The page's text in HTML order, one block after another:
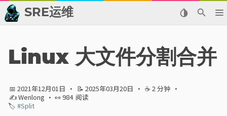
SRE运维
👬 友情链接
📈 热点新闻
Linux 大文件分割合并
📅 2021年12月01日 · 📝 2025年03月20日 · ☕ 2 分钟 ·
✍ Wenlong · 👀984 阅读
🏷️ #Split